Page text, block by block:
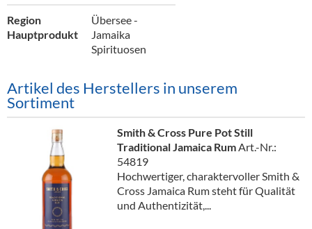
Region
Übersee -
Jamaika
Hauptprodukt
Spirituosen
Artikel des Herstellers in unserem
Sortiment
Smith & Cross Pure Pot Still
Traditional Jamaica RumArt.-Nr.:
54819
Hochwertiger, charaktervoller Smith &
Cross Jamaica Rum steht für Qualität
und Authentizität,...